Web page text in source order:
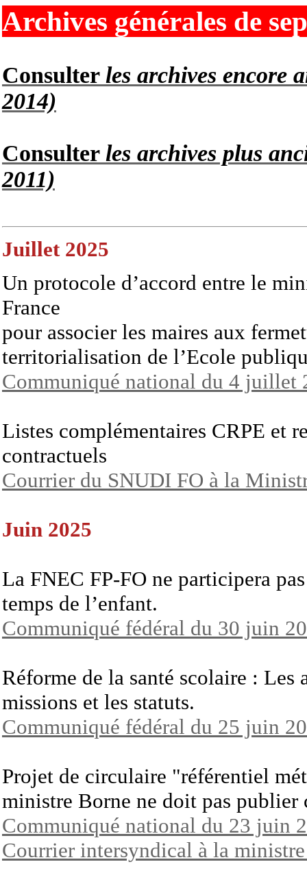
Archives générales de
Consulter les archives encore
2014)
Consulter les archives plus
2011)
Juillet 2025
Un protocole d’accord entre le
France
pour associer les maires aux
territorialisation de l’Ecole
Communiqué national du 4 juillet
Listes complémentaires CRPE et
contractuels
Courrier du SNUDI FO à la
Juin 2025
La FNEC FP-FO ne participera
temps de l’enfant.
Communiqué fédéral du 30 juin
Réforme de la santé scolaire : Les
missions et les statuts.
Communiqué fédéral du 25 juin
Projet de circulaire "référentiel
ministre Borne ne doit pas
Communiqué national du 23 juin
Courrier intersyndical à la